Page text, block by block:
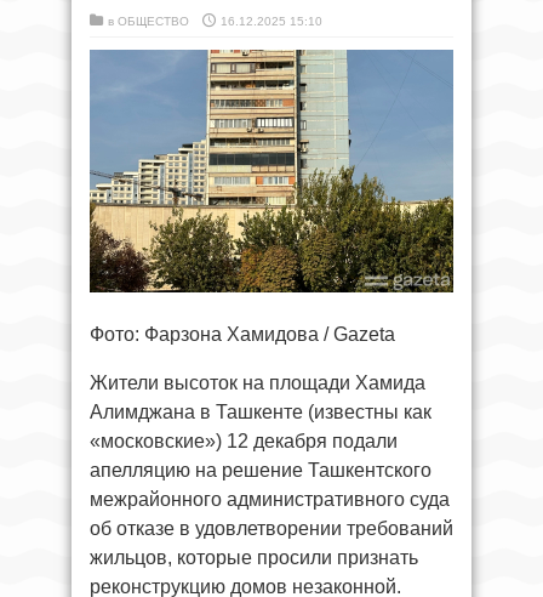
в ОБЩЕСТВО 16.12.2025 15:10
Фото: Фарзона Хамидова / Gazeta
Жители высоток на площади Хамида
Алимджана в Ташкенте (известны как
«московские») 12 декабря подали
апелляцию на решение Ташкентского
межрайонного административного суда
об отказе в удовлетворении требований
жильцов, которые просили признать
реконструкцию домов незаконной.